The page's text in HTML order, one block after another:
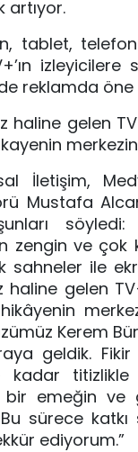
artıyor.
tablet,
izleyicilere
reklamda öne
haline gelen
İletişim,
Mustafa
söyledi:
zengin ve çok
sahneler ile
haline gelen
Kerem
geldik. Fikir
kadar
bir emeğin ve
sürece
ediyorum.”